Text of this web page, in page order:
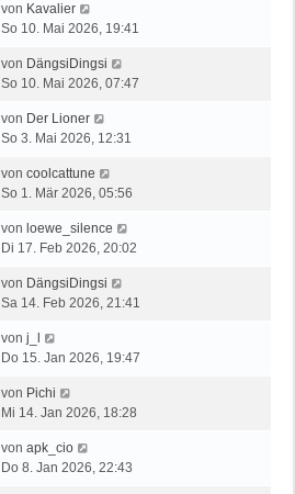
von Kavalier
So 10. Mai 2026, 19:41
von DängsiDingsi
So 10. Mai 2026, 07:47
von Der Lioner
So 3. Mai 2026, 12:31
von coolcattune
So 1. Mär 2026, 05:56
von loewe_silence
Di 17. Feb 2026, 20:02
von DängsiDingsi
Sa 14. Feb 2026, 21:41
von j_l
Do 15. Jan 2026, 19:47
von Pichi
Mi 14. Jan 2026, 18:28
von apk_cio
Do 8. Jan 2026, 22:43